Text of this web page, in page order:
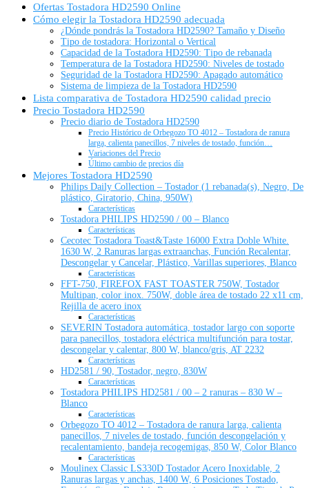
Ofertas Tostadora HD2590 Online
Cómo elegir la Tostadora HD2590 adecuada
¿Dónde pondrás la Tostadora HD2590? Tamaño y Diseño
Tipo de tostadora: Horizontal o Vertical
Capacidad de la Tostadora HD2590: Tipo de rebanada
Temperatura de la Tostadora HD2590: Niveles de tostado
Seguridad de la Tostadora HD2590: Apagado automático
Sistema de limpieza de la Tostadora HD2590
Lista comparativa de Tostadora HD2590 calidad precio
Precio Tostadora HD2590
Precio diario de Tostadora HD2590
Precio Histórico de Orbegozo TO 4012 – Tostadora de ranura
larga, calienta panecillos, 7 niveles de tostado, función…
Variaciones del Precio
Último cambio de precios día
Mejores Tostadora HD2590
Philips Daily Collection – Tostador (1 rebanada(s), Negro, De
plástico, Giratorio, China, 950W)
Características
Tostadora PHILIPS HD2590 / 00 – Blanco
Características
Cecotec Tostadora Toast&Taste 16000 Extra Doble White.
1630 W, 2 Ranuras largas extraanchas, Función Recalentar,
Descongelar y Cancelar, Plástico, Varillas superiores, Blanco
Características
FFT-750, FIREFOX FAST TOASTER 750W, Tostador
Multipan, color inox. 750W, doble área de tostado 22 x11 cm,
Rejilla de acero inox
Características
SEVERIN Tostadora automática, tostador largo con soporte
para panecillos, tostadora eléctrica multifunción para tostar,
descongelar y calentar, 800 W, blanco/gris, AT 2232
Características
HD2581 / 90, Tostador, negro, 830W
Características
Tostadora PHILIPS HD2581 / 00 – 2 ranuras – 830 W –
Blanco
Características
Orbegozo TO 4012 – Tostadora de ranura larga, calienta
panecillos, 7 niveles de tostado, función descongelación y
recalentamiento, bandeja recogemigas, 850 W, Color Blanco
Características
Moulinex Classic LS330D Tostador Acero Inoxidable, 2
Ranuras largas y anchas, 1400 W, 6 Posiciones Tostado,